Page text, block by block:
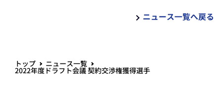
ニュース一覧へ戻る
トップ ニュース一覧
2022年度ドラフト会議 契約交渉権獲得選手